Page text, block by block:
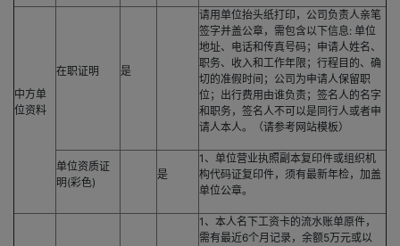
中方单
位资料
在职证明 是
请用单位抬头纸打印，公司负责人亲笔
签字并盖公章，需包含以下信息: 单位
地址、电话和传真号码；申请人姓名、
职务、收入和工作年限；行程目的、确
切的准假时间；公司为申请人保留职
位；出行费用由谁负责；签名人的名字
和职务，签名人不可以是同行人或者申
请人本人。（请参考网站模板）
单位资质证
明(彩色)
是
1、单位营业执照副本复印件或组织机
构代码证复印件，须有最新年检，加盖
单位公章。
1、本人名下工资卡的流水账单原件，
需有最近6个月记录，余额5万元或以